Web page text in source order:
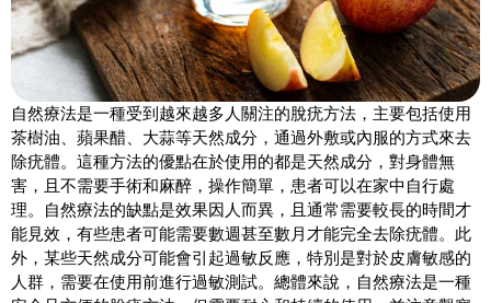
自然療法是一種受到越來越多人關注的脫疣方法，主要包括使用
茶樹油、蘋果醋、大蒜等天然成分，通過外敷或內服的方式來去
除疣體。這種方法的優點在於使用的都是天然成分，對身體無
害，且不需要手術和麻醉，操作簡單，患者可以在家中自行處
理。自然療法的缺點是效果因人而異，且通常需要較長的時間才
能見效，有些患者可能需要數週甚至數月才能完全去除疣體。此
外，某些天然成分可能會引起過敏反應，特別是對於皮膚敏感的
人群，需要在使用前進行過敏測試。總體來說，自然療法是一種